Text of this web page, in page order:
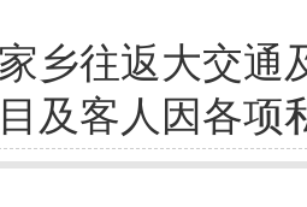
乡往返大交通
及客人因各项